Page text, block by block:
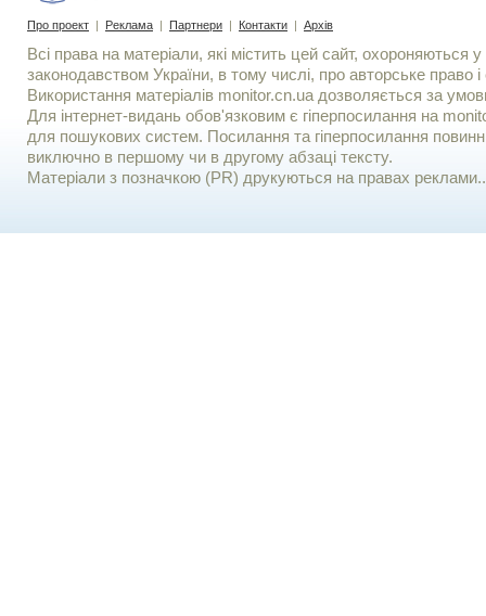
Про проект | Реклама | Партнери | Контакти | Архів
Всі права на матеріали, які містить цей сайт, охороняються у
законодавством України, в тому числі, про авторське право і
Використання матерiалiв monitor.cn.ua дозволяється за
Для iнтернет-видань обов'язковим є гiперпосилання на
для пошукових систем. Посилання та гіперпосилання
виключно в першому чи в другому абзаці тексту.
Матеріали з позначкою (PR) друкуються на правах реклами..